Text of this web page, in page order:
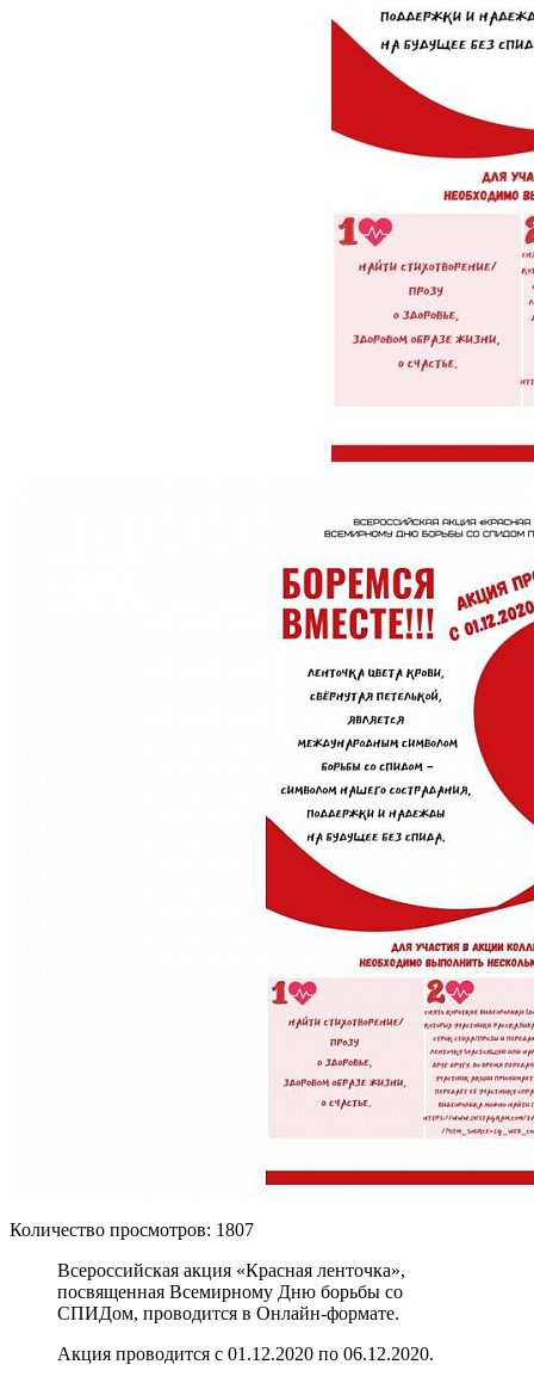
Количество просмотров: 1807
Всероссийская акция «Красная ленточка»,
посвященная Всемирному Дню борьбы со
СПИДом, проводится в Онлайн-формате.
Акция проводится с 01.12.2020 по 06.12.2020.